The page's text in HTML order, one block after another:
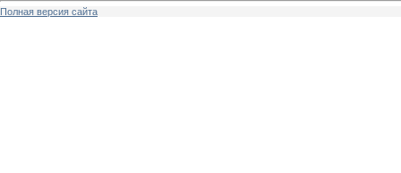
Полная версия сайта